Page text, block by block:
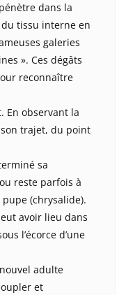
dans la
tissu interne en
galeries
». Ces dégâts
reconnaître
En observant la
trajet, du point
sa
reste parfois à
(chrysalide).
avoir lieu dans
l’écorce d’une
adulte
et